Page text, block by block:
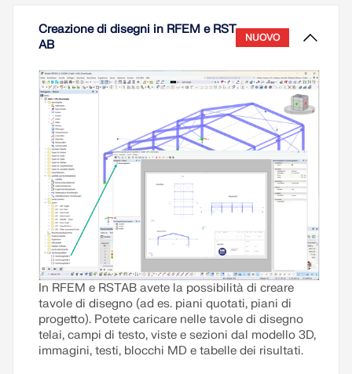
Creazione di disegni in RFEM e RST
AB
NUOVO
In RFEM e RSTAB avete la possibilità di creare
tavole di disegno (ad es. piani quotati, piani di
progetto). Potete caricare nelle tavole di disegno
telai, campi di testo, viste e sezioni dal modello 3D,
immagini, testi, blocchi MD e tabelle dei risultati.